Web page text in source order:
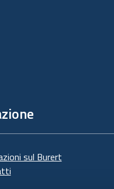
sul Burert